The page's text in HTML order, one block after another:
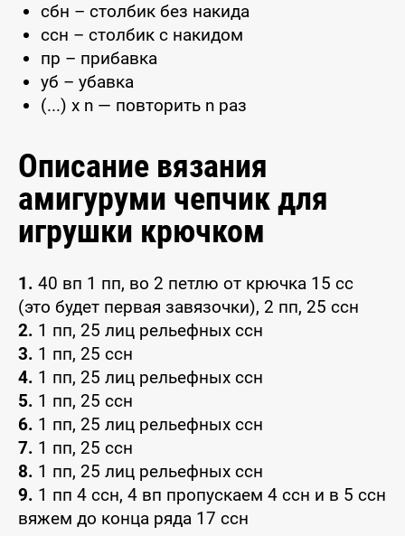
сбн – столбик без накида
ссн – столбик с накидом
пр – прибавка
уб – убавка
(...) x n — повторить n раз
Описание вязания
амигуруми чепчик для
игрушки крючком
1. 40 вп 1 пп, во 2 петлю от крючка 15 сс
(это будет первая завязочки), 2 пп, 25 ссн
2. 1 пп, 25 лиц рельефных ссн
3. 1 пп, 25 ссн
4. 1 пп, 25 лиц рельефных ссн
5. 1 пп, 25 ссн
6. 1 пп, 25 лиц рельефных ссн
7. 1 пп, 25 ссн
8. 1 пп, 25 лиц рельефных ссн
9. 1 пп 4 ссн, 4 вп пропускаем 4 ссн и в 5 ссн
вяжем до конца ряда 17 ссн